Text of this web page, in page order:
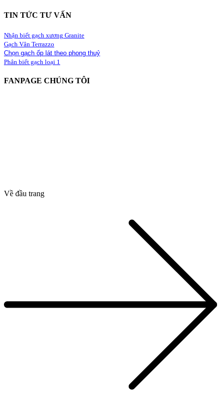
TIN TỨC TƯ VẤN
Nhận biết gạch xương Granite
Gạch Vân Terrazzo
Chọn gạch ốp lát theo phong thuỷ
Phân biết gạch loại 1
FANPAGE CHÚNG TÔI
Về đầu trang